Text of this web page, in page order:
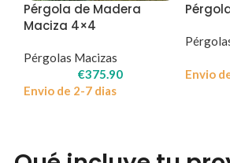
Pérgola de Madera
Maciza 4×4
Pérgolas Macizas
€375.90
Envio de 2-7 dias
Envio